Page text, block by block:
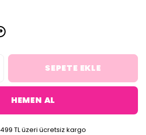
SEPETE EKLE
HEMEN AL
499 TL üzeri ücretsiz kargo